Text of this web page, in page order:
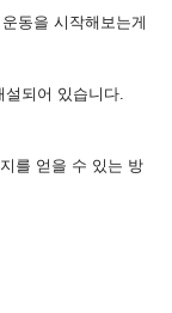
동을 시작해보는게
설되어 있습니다.
를 얻을 수 있는 방